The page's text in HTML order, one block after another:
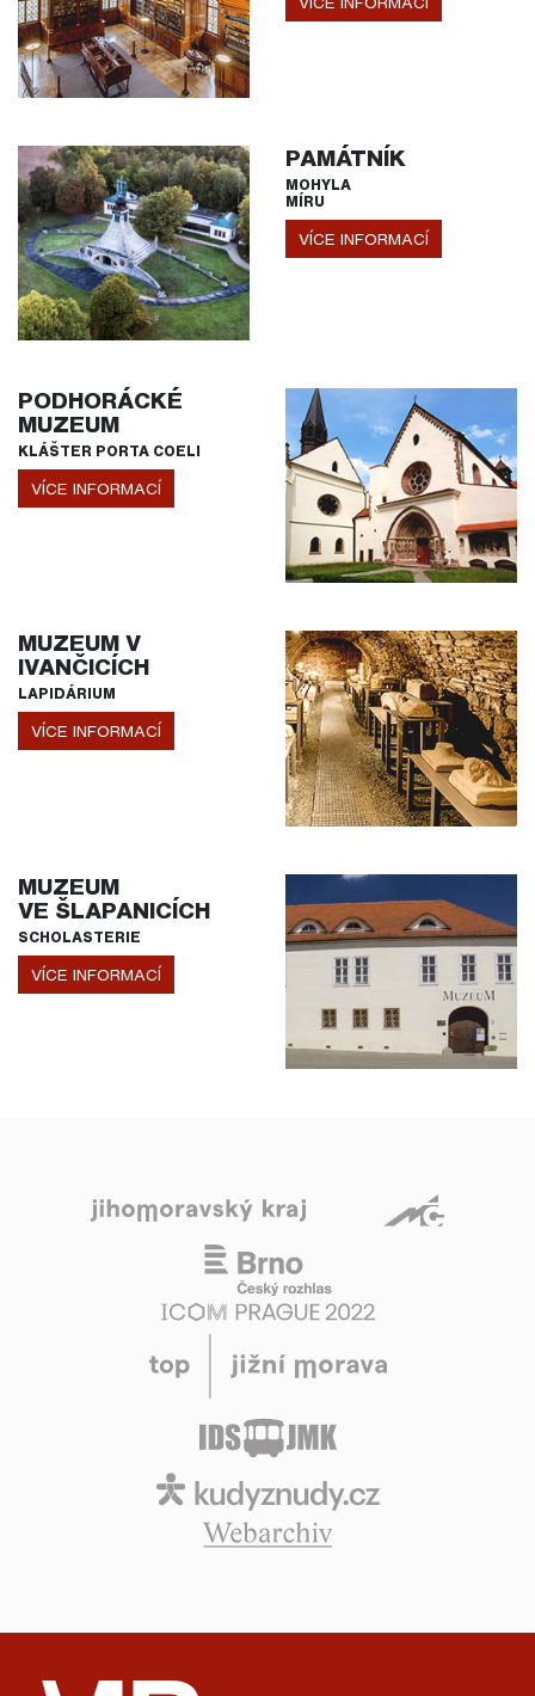
PAMÁTNÍK
MOHYLA
MÍRU
VÍCE INFORMACÍ
PODHORÁCKÉ
MUZEUM
KLÁŠTER PORTA COELI
VÍCE INFORMACÍ
MUZEUM V
IVANČICÍCH
LAPIDÁRIUM
VÍCE INFORMACÍ
MUZEUM
VE ŠLAPANICÍCH
SCHOLASTERIE
VÍCE INFORMACÍ